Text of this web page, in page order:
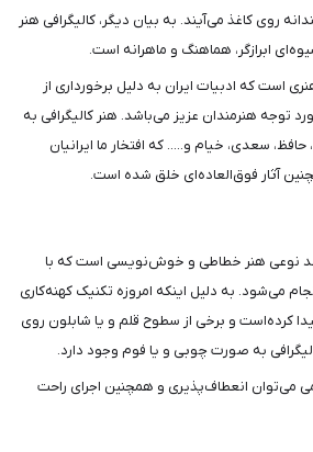
روی کاغذ می‌آیند. به بیان دیگر، کالیگرافی هنر
ابرازگر، هماهنگ و ماهرانه است.
است که ادبیات ایران به دلیل برخورداری از
توجه هنرمندان عزیز می‌باشد. هنر کالیگرافی به
سعدی، خیام و..... که افتخار ما ایرانیان
آثار فوق‌العاده‌ای خلق شده است.
شد نوعی هنر خطاطی و خوش‌نویسی است که با
می‌شود. به دلیل اینکه امروزه تکنیک کهنه‌کاری
کرده‌است و برخی از سطوح قلم و یا شابلون روی
به صورت چوبی و یا فوم وجود دارد.
می‌توان انعطاف‌پذیری و همچنین اجرای راحت